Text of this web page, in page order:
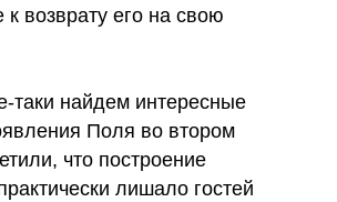
возврату его на свою
таки найдем интересные
Поля во втором
что построение
лишало гостей